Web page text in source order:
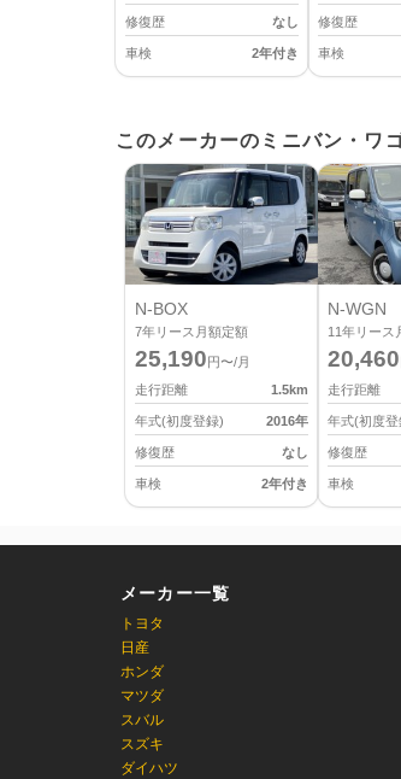
修復歴 なし
車検 2年付き
修復歴
車検
このメーカーのミニバン・ワ
N-BOX
7年リース月額定額
25,190 円〜/月
走行距離
1.5km
年式(初度登録) 2016年
修復歴 なし
車検 2年付き
N-WGN
11年リース
20,460
走行距離
年式(初度登
修復歴
車検
メーカー一覧
トヨタ
日産
ホンダ
マツダ
スバル
スズキ
ダイハツ